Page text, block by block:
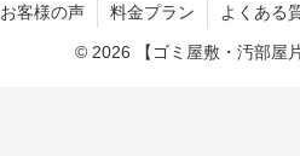
お客様の声 料金プラン よくある
© 2026 【ゴミ屋敷・汚部屋